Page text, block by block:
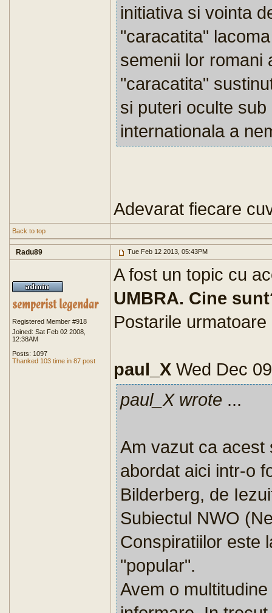
initiativa si vointa
"caracatita"
semenii lor romani
"caracatita"
si puteri oculte
internationala a
Adevarat fiecare
Back to top
Radu89 Tue Feb 12 2013, 05:43PM
Registered Member #918
Joined: Sat Feb 02 2008,
12:38AM
Posts: 1097
Thanked 103 time in 87 post
A fost un topic cu
UMBRA. Cine
Postarile
paul_X Wed Dec
paul_X wrote ...
Am vazut ca acest
abordat aici intr-o
Bilderberg, de
Subiectul NWO
Conspiratiilor este
"popular".
Avem o